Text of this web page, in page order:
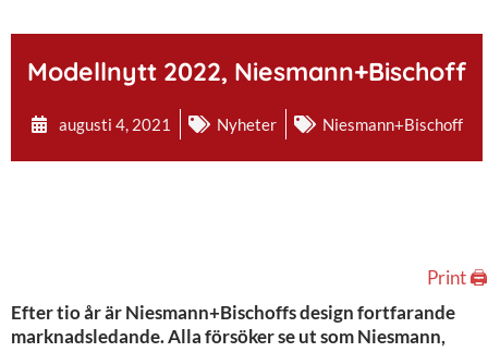
Modellnytt 2022, Niesmann+Bischoff
augusti 4, 2021 Nyheter Niesmann+Bischoff
Print 🖨
Efter tio år är Niesmann+Bischoffs design fortfarande
marknadsledande. Alla försöker se ut som Niesmann,